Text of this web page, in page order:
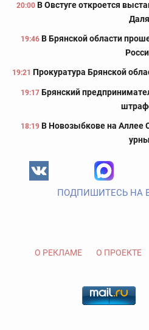
20:00 В Овстуге откроется
Даля
19:46 В Брянской области
19:21 Прокуратура Брянской
19:17 Брянский
18:19 В Новозыбкове на Аллее
урны
ПОДПИШИТЕСЬ НА
О РЕКЛАМЕ О ПРОЕКТЕ